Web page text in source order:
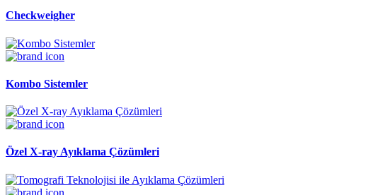
Checkweigher
Kombo Sistemler
Özel X-ray Ayıklama Çözümleri